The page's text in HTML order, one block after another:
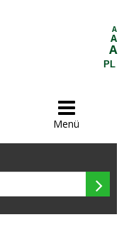
A
A
A
PL

Menü
